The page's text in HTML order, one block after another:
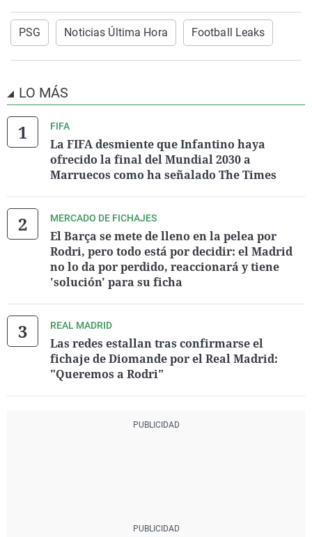
PSG Noticias Última Hora Football Leaks
LO MÁS
FIFA
La FIFA desmiente que Infantino haya
ofrecido la final del Mundial 2030 a
Marruecos como ha señalado The Times
MERCADO DE FICHAJES
El Barça se mete de lleno en la pelea por
Rodri, pero todo está por decidir: el Madrid
no lo da por perdido, reaccionará y tiene
'solución' para su ficha
REAL MADRID
Las redes estallan tras confirmarse el
fichaje de Diomande por el Real Madrid:
"Queremos a Rodri"